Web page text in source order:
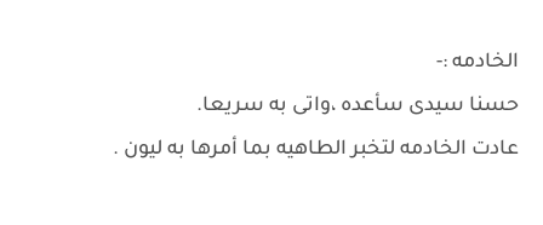
الخادمه :-
حسنا سيدى سأعده ،واتى به سريعا.
عادت الخادمه لتخبر الطاهيه بما أمرها به ليون .